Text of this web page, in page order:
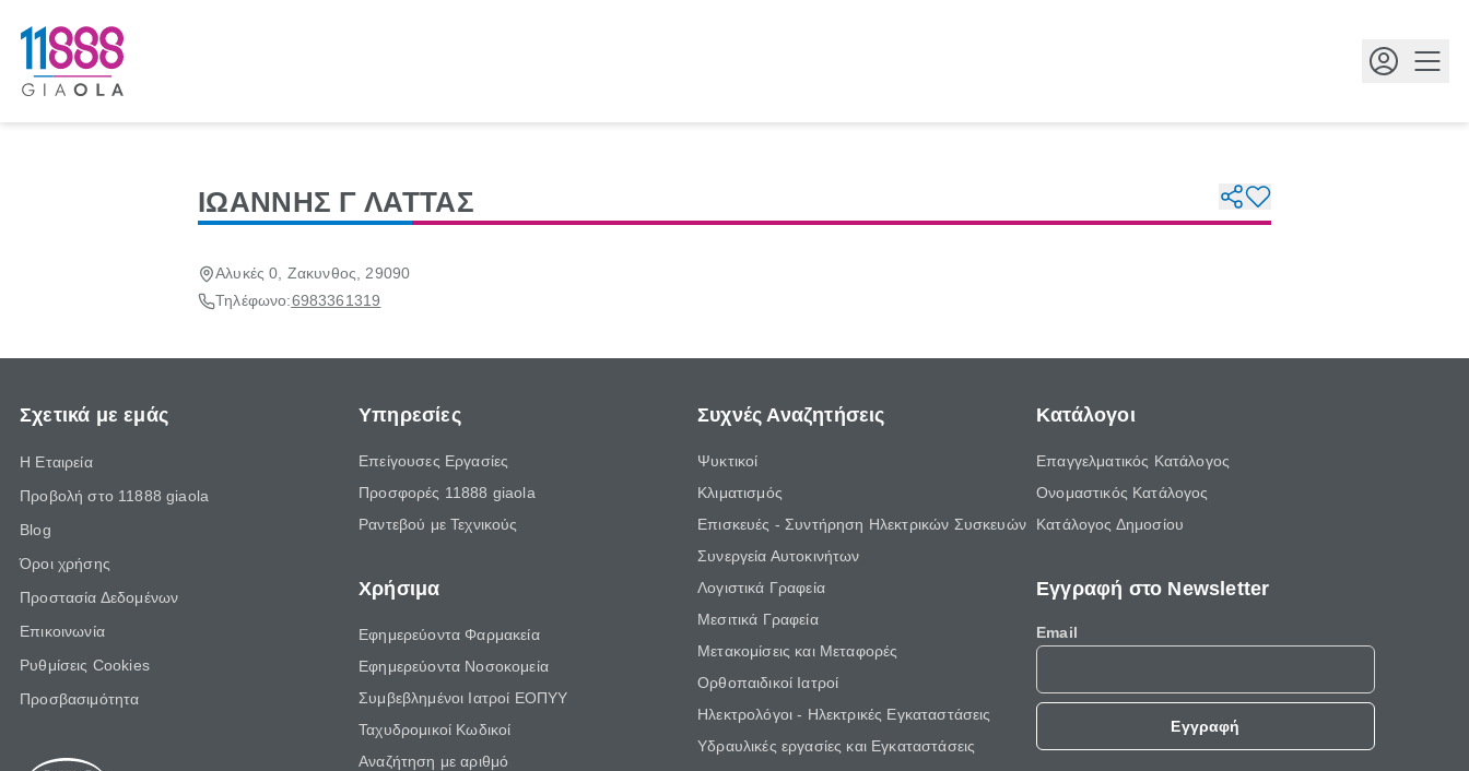
ΙΩΑΝΝΗΣ Γ ΛΑΤΤΑΣ
Αλυκές 0, Ζακυνθος, 29090
Τηλέφωνο:6983361319
Σχετικά με εμάς
Η Εταιρεία
Προβολή στο 11888 giaola
Blog
Όροι χρήσης
Προστασία Δεδομένων
Επικοινωνία
Ρυθμίσεις Cookies
Προσβασιμότητα
Υπηρεσίες
Επείγουσες Εργασίες
Προσφορές 11888 giaola
Ραντεβού με Τεχνικούς
Χρήσιμα
Εφημερεύοντα Φαρμακεία
Εφημερεύοντα Νοσοκομεία
Συμβεβλημένοι Ιατροί ΕΟΠΥΥ
Ταχυδρομικοί Κωδικοί
Αναζήτηση με αριθμό
Συχνές Αναζητήσεις
Ψυκτικοί
Κλιματισμός
Επισκευές - Συντήρηση Ηλεκτρικών Συσκευών
Συνεργεία Αυτοκινήτων
Λογιστικά Γραφεία
Μεσιτικά Γραφεία
Μετακομίσεις και Μεταφορές
Ορθοπαιδικοί Ιατροί
Ηλεκτρολόγοι - Ηλεκτρικές Εγκαταστάσεις
Υδραυλικές εργασίες και Εγκαταστάσεις
Κατάλογοι
Επαγγελματικός Κατάλογος
Ονομαστικός Κατάλογος
Κατάλογος Δημοσίου
Εγγραφή στο Newsletter
Email
Εγγραφή